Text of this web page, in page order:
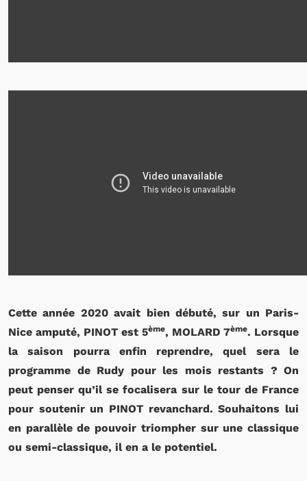
Cette année 2020 avait bien débuté, sur un Paris-
Nice amputé, PINOT est 5ème, MOLARD 7ème. Lorsque
la saison pourra enfin reprendre, quel sera le
programme de Rudy pour les mois restants ? On
peut penser qu’il se focalisera sur le tour de France
pour soutenir un PINOT revanchard. Souhaitons lui
en parallèle de pouvoir triompher sur une classique
ou semi-classique, il en a le potentiel.